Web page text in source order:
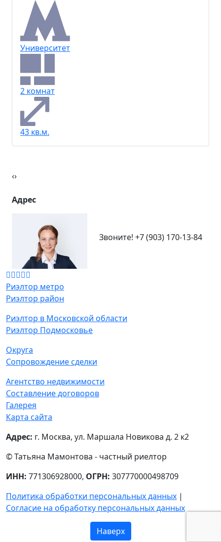
Университет
2 комнат
43 кв.м.
‹›
Адрес
Звоните! +7 (903) 170-13-84
Риэлтор метро
Риэлтор район
Риэлтор в Московской области
Риэлтор Подмосковье
Округа
Сопровождение сделки
Агентство недвижимости
Составление договоров
Галерея
Карта сайта
Адрес: г. Москва, ул. Маршала Новикова д. 2 к2
© Татьяна Мамонтова - частный риелтор
ИНН: 771306928000, ОГРН: 307770000498709
Политика обработки персональных данных |
Согласие на обработку персональных данных
Наверх